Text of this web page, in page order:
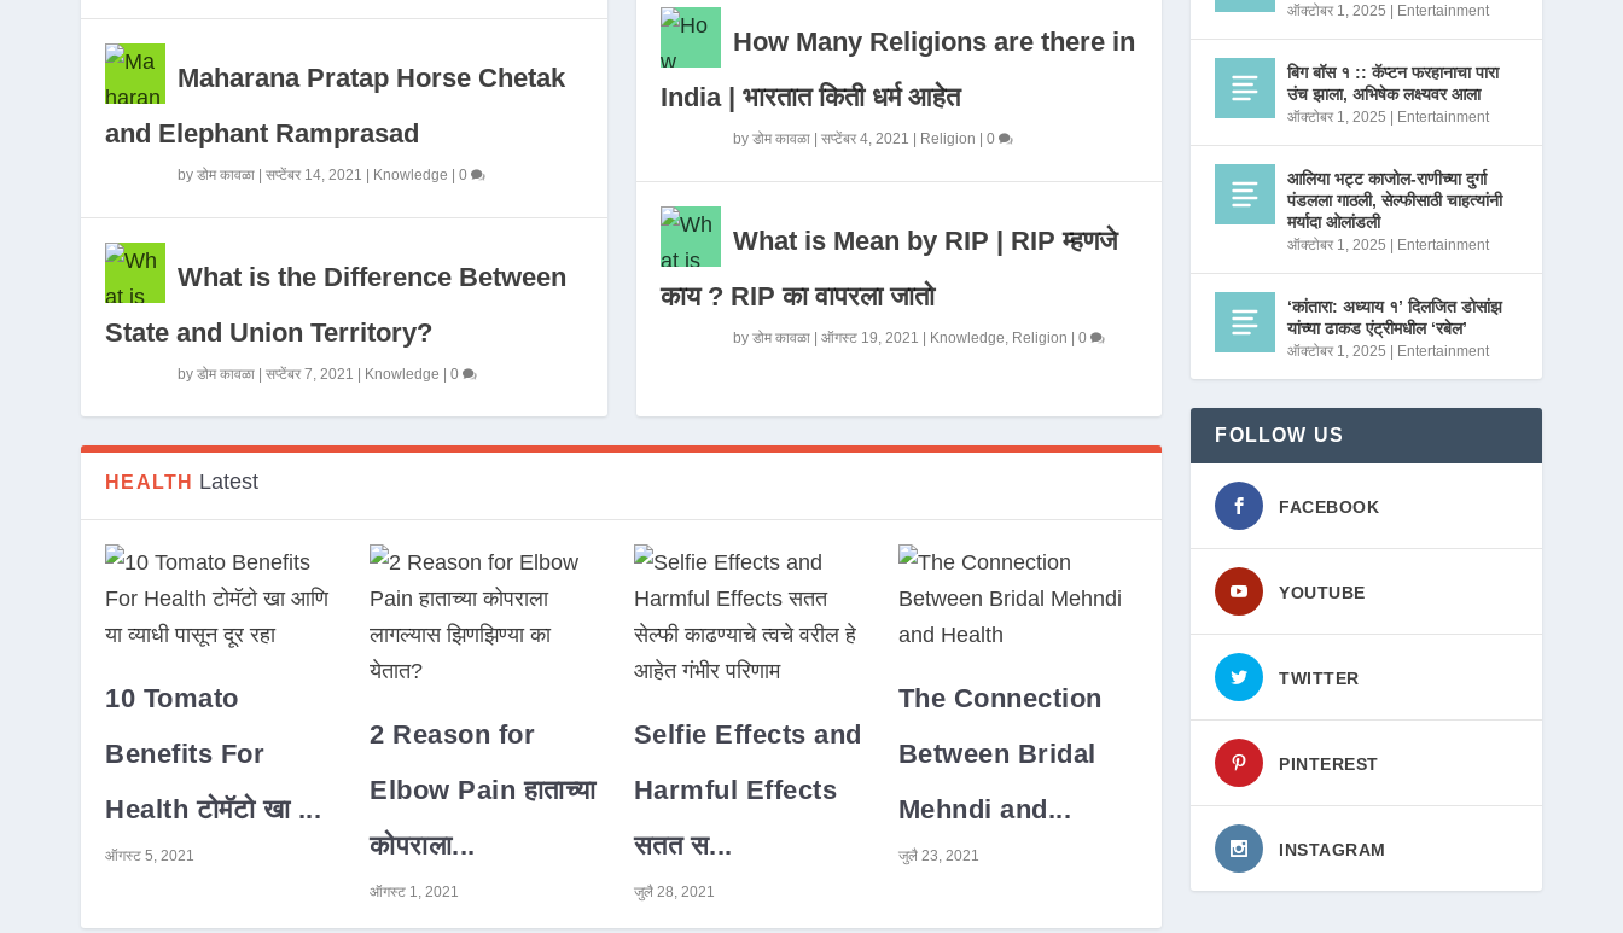
Maharana Pratap Horse Chetak
and Elephant Ramprasad
byडोम कावळा |सप्टेंबर 14, 2021 Knowledge |0
What is the Difference Between
State and Union Territory?
byडोम कावळा |सप्टेंबर 7, 2021 Knowledge |0
How Many Religions are there in
India | भारतात किती धर्म आहेत
by डोम कावळा| सप्टेंबर 4, 2021 Religion 0
What is Mean by RIP | RIP म्हणजे
काय ? RIP का वापरला जातो
by डोम कावळा| ऑगस्ट 19, 2021 Knowledge, Religion 0
HEALTH Latest
10 Tomato
Benefits For
Health टोमॅटो खा ...
ऑगस्ट 5, 2021
2 Reason for
Elbow Pain हाताच्या
कोपराला...
ऑगस्ट 1, 2021
Selfie Effects and
Harmful Effects
सतत स...
जुलै 28, 2021
The Connection
Between Bridal
Mehndi and...
जुलै 23, 2021
ऑक्टोबर 1, 2025 Entertainment
बिग बॉस १ :: कॅप्टन फरहानाचा पारा
उंच झाला, अभिषेक लक्ष्यवर आला
ऑक्टोबर 1, 2025 Entertainment
आलिया भट्ट काजोल-राणीच्या दुर्गा
पंडलला गाठली, सेल्फीसाठी चाहत्यांनी
मर्यादा ओलांडली
ऑक्टोबर 1, 2025 Entertainment
‘कांतारा: अध्याय १’ दिलजित डोसांझ
यांच्या ढाकड एंट्रीमधील ‘रबेल’
ऑक्टोबर 1, 2025 Entertainment
FOLLOW US
FACEBOOK
YOUTUBE
TWITTER
PINTEREST
INSTAGRAM